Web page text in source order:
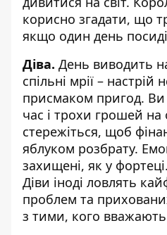
корисно згадати, що
якщо один день
Діва. День виводить
спільні мрії –
присмаком пригод.
час і трохи грошей на
стережіться, щоб
яблуком розбрату.
захищені, як у
Діви іноді ловлять
проблем та
з тими, кого